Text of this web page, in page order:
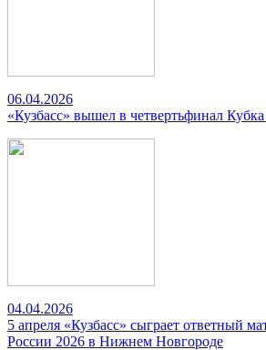
06.04.2026
«Кузбасс» вышел в четвертьфинал
04.04.2026
5 апреля «Кузбасс» сыграет ответный
России 2026 в Нижнем Новгороде